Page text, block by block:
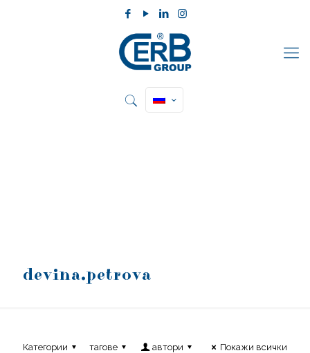
devina.petrova
Категории тагове автори Покажи всички